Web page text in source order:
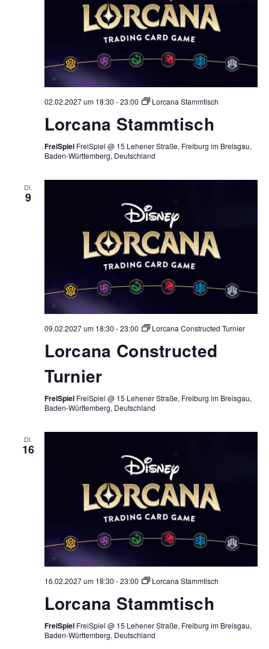
02.02.2027 um 18:30 -23:00 Lorcana Stammtisch
Lorcana Stammtisch
FreiSpiel FreiSpiel @ 15 Lehener Straße, Freiburg im Breisgau,
Baden-Württemberg, Deutschland
DI.
9
09.02.2027 um 18:30 -23:00 Lorcana Constructed Turnier
Lorcana Constructed
Turnier
FreiSpiel FreiSpiel @ 15 Lehener Straße, Freiburg im Breisgau,
Baden-Württemberg, Deutschland
DI.
16
16.02.2027 um 18:30 -23:00 Lorcana Stammtisch
Lorcana Stammtisch
FreiSpiel FreiSpiel @ 15 Lehener Straße, Freiburg im Breisgau,
Baden-Württemberg, Deutschland